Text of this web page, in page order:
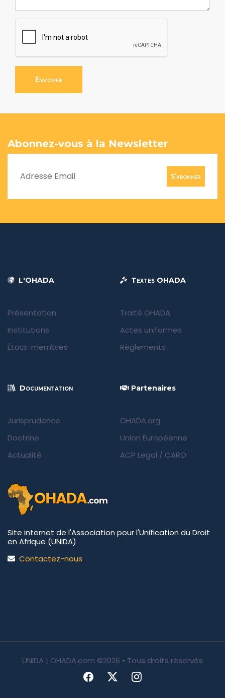
Envoyer
Abonnez-vous à la Newsletter
S'abonner
L'OHADA
Présentation
Institutions
États-membres
Textes OHADA
Traité OHADA
Actes uniformes
Règlements
Documentation
Jurisprudence
Doctrine
Actualité
Partenaires
OHADA.org
Union Européenne
ACP Legal / CARO
Site internet de l'Association pour l'Unification du Droit
en Afrique (UNIDA)
Contactez-nous
UNIDA | OHADA.com ©2026 • Tous droits réservés